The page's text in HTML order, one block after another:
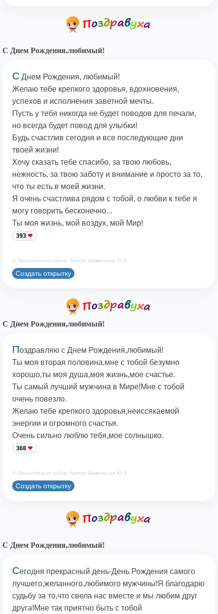
С Днем Рождения,любимый!
С Днем Рождения, любимый!
Желаю тебе крепкого здоровья, вдохновения,
успехов и исполнения заветной мечты.
Пусть у тебя никогда не будет поводов для печали,
но всегда будет повод для улыбки!
Будь счастлив сегодня и все последующие дни
твоей жизни!
Хочу сказать тебе спасибо, за твою любовь,
нежность, за твою заботу и внимание и просто за то,
что ты есть в моей жизни.
Я очень счастлива рядом с тобой, о любви к тебе я
могу говорить бесконечно...
Ты моя жизнь, мой воздух, мой Мир!
393
© Принадлежит сайту. Автор: Шеменкова Ю.Э.
Создать открытку
С Днем Рождения,любимый!
Поздравляю с Днем Рождения,любимый!
Ты моя вторая половина,мне с тобой безумно
хорошо,ты моя душа,моя жизнь,мое счастье.
Ты самый лучший мужчина в Мире!Мне с тобой
очень повезло.
Желаю тебе крепкого здоровья,неиссякаемой
энергии и огромного счастья.
Очень сильно люблю тебя,мое солнышко.
368
© Принадлежит сайту. Автор: Шеменкова Ю.Э.
Создать открытку
С Днем Рождения,любимый!
Сегодня прекрасный день-День Рождения самого
лучшего,желанного,любимого мужчины!Я благодарю
судьбу за то,что свела нас вместе и мы любим друг
друга!Мне так приятно быть с тобой